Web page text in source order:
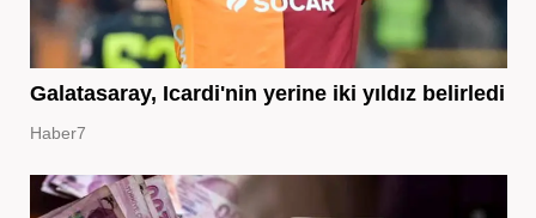
Galatasaray, Icardi'nin yerine iki yıldız belirledi
Haber7